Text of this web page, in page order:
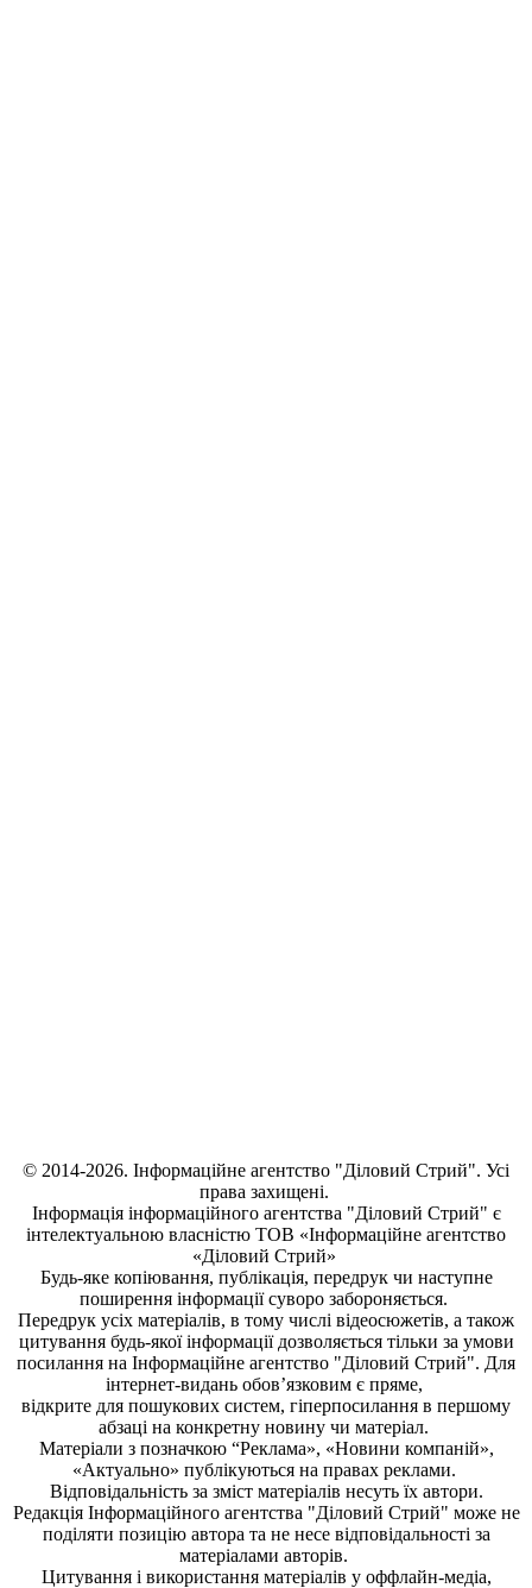
© 2014-2026. Інформаційне агентство "Діловий Стрий". Усі
права захищені.
Інформація інформаційного агентства "Діловий Стрий" є
інтелектуальною власністю ТОВ «Інформаційне агентство
«Діловий Стрий»
Будь-яке копiювання, публiкацiя, передрук чи наступне
поширення iнформацiї суворо забороняється.
Передрук усіх матеріалів, в тому числі відеосюжетів, а також
цитування будь-якої інформації дозволяється тільки за умови
посилання на Інформаційне агентство "Діловий Стрий". Для
інтернет-видань обов’язковим є пряме,
відкрите для пошукових систем, гіперпосилання в першому
абзаці на конкретну новину чи матеріал.
Матеріали з позначкою “Реклама», «Новини компаній»,
«Актуально» публікуються на правах реклами.
Відповідальність за зміст матеріалів несуть їх автори.
Редакція Інформаційного агентства "Діловий Стрий" може не
поділяти позицію автора та не несе відповідальності за
матеріалами авторів.
Цитування і використання матеріалів у оффлайн-медіа,